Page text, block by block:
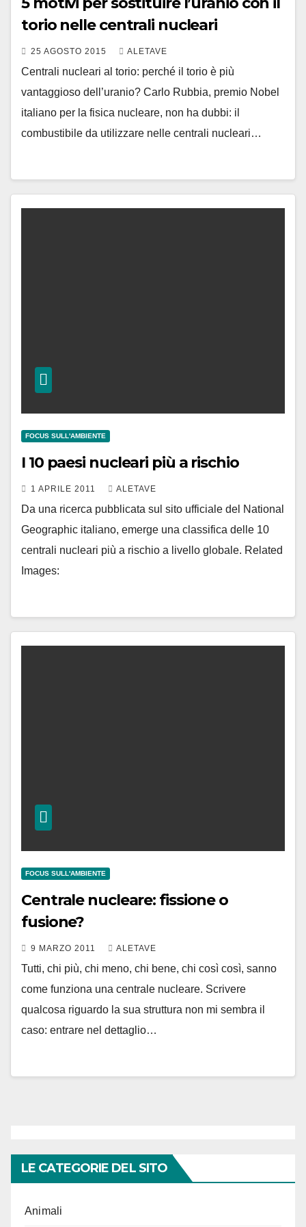
torio nelle centrali nucleari
25 AGOSTO 2015 ALETAVE
Centrali nucleari al torio: perché il torio è più
vantaggioso dell’uranio? Carlo Rubbia, premio Nobel
italiano per la fisica nucleare, non ha dubbi: il
combustibile da utilizzare nelle centrali nucleari…
FOCUS SULL'AMBIENTE
I 10 paesi nucleari più a rischio
1 APRILE 2011 ALETAVE
Da una ricerca pubblicata sul sito ufficiale del National
Geographic italiano, emerge una classifica delle 10
centrali nucleari più a rischio a livello globale. Related
Images:
FOCUS SULL'AMBIENTE
Centrale nucleare: fissione o
fusione?
9 MARZO 2011 ALETAVE
Tutti, chi più, chi meno, chi bene, chi così così, sanno
come funziona una centrale nucleare. Scrivere
qualcosa riguardo la sua struttura non mi sembra il
caso: entrare nel dettaglio…
LE CATEGORIE DEL SITO
Animali